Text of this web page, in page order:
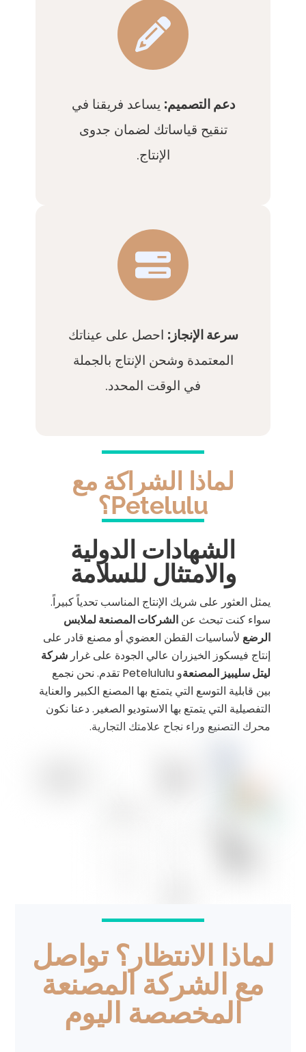
دعم التصميم: يساعد فريقنا في
تنقيح قياساتك لضمان جدوى
الإنتاج.
سرعة الإنجاز: احصل على عيناتك
المعتمدة وشحن الإنتاج بالجملة
في الوقت المحدد.
لماذا الشراكة مع
Petelulu؟
الشهادات الدولية
والامتثال للسلامة
يمثل العثور على شريك الإنتاج المناسب تحدياً كبيراً.
سواء كنت تبحث عنالشركات المصنعة لملابس
الرضع لأساسيات القطن العضوي أو مصنع قادر على
إنتاج فيسكوز الخيزران عالي الجودة على غرارشركة
ليتل سليبيز المصنعة
و Petelululu تقدم. نحن نجمع
بين قابلية التوسع التي يتمتع بها المصنع الكبير والعناية
التفصيلية التي يتمتع بها الاستوديو الصغير. دعنا نكون
محرك التصنيع وراء نجاح علامتك التجارية.
لماذا الانتظار؟ تواصل
مع الشركة المصنعة
المخصصة اليوم